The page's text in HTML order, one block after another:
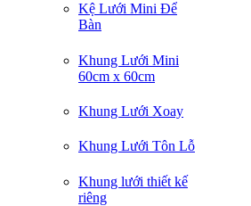
Kệ Lưới Mini Để
Bàn
Khung Lưới Mini
60cm x 60cm
Khung Lưới Xoay
Khung Lưới Tôn Lỗ
Khung lưới thiết kế
riêng